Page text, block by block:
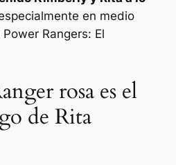
en medio
Rangers: El
rosa es el
de Rita